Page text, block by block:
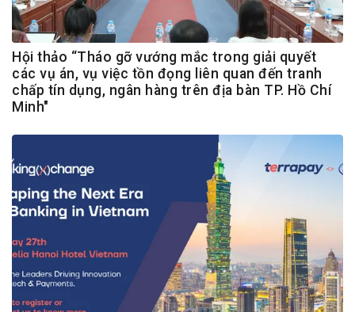
Hội thảo “Tháo gỡ vướng mắc trong giải quyết
các vụ án, vụ việc tồn đọng liên quan đến tranh
chấp tín dụng, ngân hàng trên địa bàn TP. Hồ Chí
Minh"